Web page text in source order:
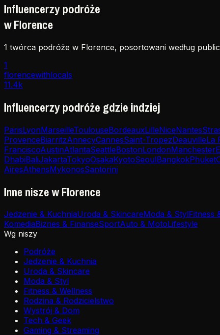
Influencerzy podróże
w Florence
1 twórca podróże w Florence, posortowani według
1
florencewithlocals
11.4k
Influencerzy podróże gdzie indziej
ParisLyonMarseilleToulouseBordeauxLilleNiceNantes
ProvenceBiarritzAnnecyCannesSaint-TropezDeauvilleLa
FranciscoAustinAtlantaSeattleBostonLondonManchester
DhabiBaliJakartaTokyoOsakaKyotoSeoulBangkokPhuket
AiresAthensMykonosSantorini
Inne nisze w Florence
Jedzenie & KuchniaUroda & SkincareModa & StylFitness
KomediaBiznes & FinanseSportAuto & MotoLifestyle
Wg niszy
Podróże
Jedzenie & Kuchnia
Uroda & Skincare
Moda & Styl
Fitness & Wellness
Rodzina & Rodzicielstwo
Wystrój & Dom
Tech & Geek
Gaming & Streaming